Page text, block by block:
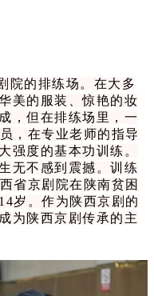
院的排练场。在大多
美的服装、惊艳的妆
，但在排练场里，一
，在专业老师的指导
强度的基本功训练。
无不感到震撼。训练
省京剧院在陕南贫困
岁。作为陕西京剧的
为陕西京剧传承的主